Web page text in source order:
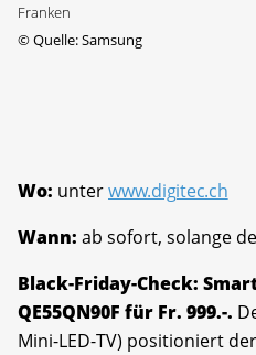
Franken
©Quelle: Samsung
Wo: unterwww.digitec.ch
Wann: ab sofort, solange
Black-Friday-Check:
QE55QN90F für Fr. 999.-.
Mini-LED-TV) positioniert